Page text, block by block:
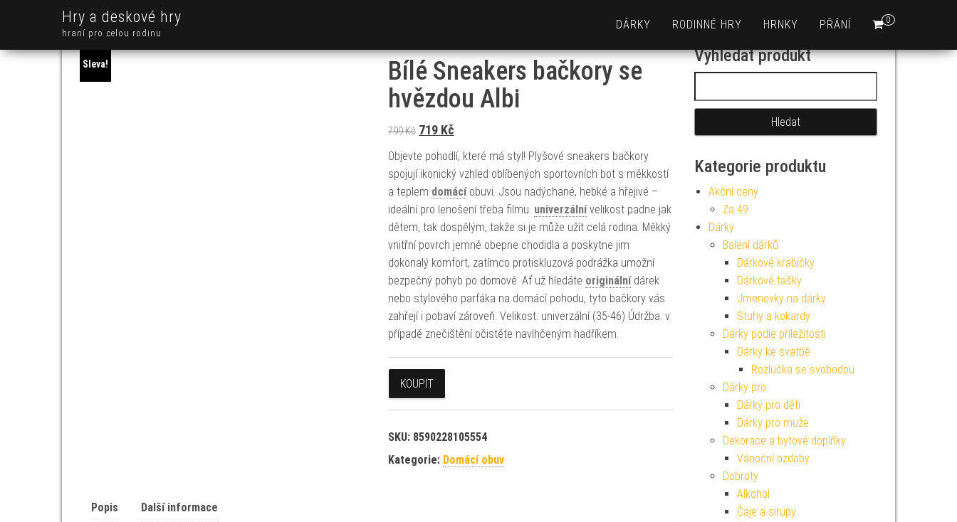
Hry a deskové hry
hraní pro celou rodinu
0
DÁRKY RODINNÉ HRY HRNKY PŘÁNÍ
Sleva!
Bílé Sneakers bačkory se
hvězdou Albi
799Kč Původní cena byla: 799 Kč.
719 KčAktuální cena je: 719 Kč.
Objevte pohodlí, které má styl! Plyšové sneakers bačkory
spojují ikonický vzhled oblíbených sportovních bot s měkkostí
a teplem domácíobuvi. Jsou nadýchané, hebké a hřejivé –
ideální pro lenošení třeba filmu. univerzálnívelikost padne jak
dětem, tak dospělým, takže si je může užít celá rodina. Měkký
vnitřní povrch jemně obepne chodidla a poskytne jim
dokonalý komfort, zatímco protiskluzová podrážka umožní
bezpečný pohyb po domově. Ať už hledáte originálnídárek
nebo stylového parťáka na domácí pohodu, tyto bačkory vás
zahřejí i pobaví zároveň. Velikost: univerzální (35-46) Údržba: v
případě znečištění očistěte navlhčeným hadříkem.
KOUPIT
SKU: 8590228105554
Kategorie: Domácí obuv
Popis Další informace
Vyhledat produkt
Kategorie produktu
Akční ceny
Za 49
Dárky
Balení dárků
Dárkové krabičky
Dárkové tašky
Jmenovky na dárky
Stuhy a kokardy
Dárky podle příležitosti
Dárky ke svatbě
Rozlučka se svobodou
Dárky pro
Dárky pro děti
Dárky pro muže
Dekorace a bytové doplňky
Vánoční ozdoby
Dobroty
Alkohol
Čaje a sirupy